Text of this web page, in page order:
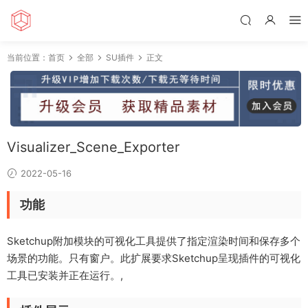
当前位置： 首页 全部 SU插件 正文
Visualizer_Scene_Exporter
2022-05-16
功能
Sketchup附加模块的可视化工具提供了指定渲染时间和保存多个
场景的功能。只有窗户。此扩展要求Sketchup呈现插件的可视化
工具已安装并正在运行。,